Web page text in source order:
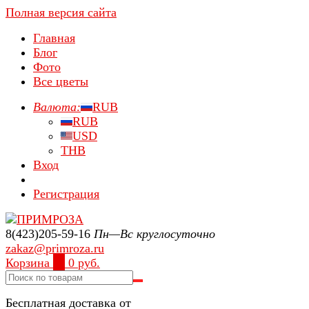
Полная версия сайта
Главная
Блог
Фото
Все цветы
Валюта:
RUB
RUB
USD
THB
Вход
Регистрация
8(423)205-59-16 Пн—Вс круглосуточно
zakaz@primroza.ru
Корзина
0 руб.
Бесплатная доставка от